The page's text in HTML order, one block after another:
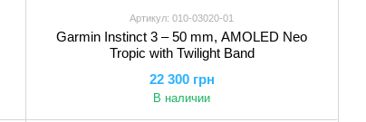
Артикул: 010-03020-01
Garmin Instinct 3 – 50 mm, AMOLED Neo
Tropic with Twilight Band
22 300 грн
В наличии